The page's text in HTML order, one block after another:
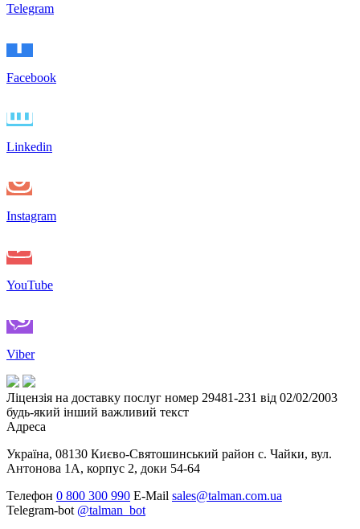
Telegram
Facebook
Linkedin
Instagram
YouTube
Viber
Ліцензія на доставку послуг номер 29481-231 від 02/02/2003
будь-який інший важливий текст
Адреса
Україна, 08130 Києво-Святошинський район с. Чайки, вул.
Антонова 1А, корпус 2, доки 54-64
Телефон 0 800 300 990 E-Mail sales@talman.com.ua
Telegram-bot @talman_bot